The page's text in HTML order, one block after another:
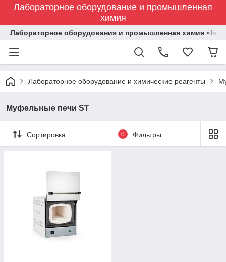
Лабораторное оборудование и промышленная
химия
Лабораторное оборудования и промышленная химия
Лабораторное оборудование и химические реагенты
Муфельные печи ST
Сортировка 0 Фильтры